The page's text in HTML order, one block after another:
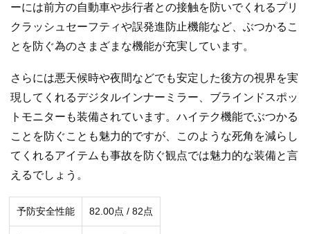
ーには前方の自動車や歩行者との接触を防いでくれるプリ
クラッシュセーフティや誤発進防止機能など、ぶつかるこ
とを防ぐ為のさまざまな機能が充実しています。
さらには悪天候時や夜間などでも安定した後方の視界を実
現してくれるデジタルインナーミラー、ブラインドスポッ
トモニターも装備されています。ハイテク機能でぶつかる
ことを防ぐことも魅力的ですが、このような死角を減らし
てくれるアイテムも事故を防ぐ観点では魅力的な装備と言
えるでしょう。
予防安全性能 82.00点 / 82点